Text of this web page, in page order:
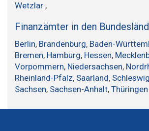
Wetzlar ,
Finanzämter in den
Berlin, Brandenburg, Baden-
Bremen, Hamburg, Hessen,
Vorpommern, Niedersachsen,
Rheinland-Pfalz, Saarland,
Sachsen, Sachsen-Anhalt, Thüringen